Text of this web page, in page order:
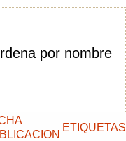
por nombre
ETIQUETAS